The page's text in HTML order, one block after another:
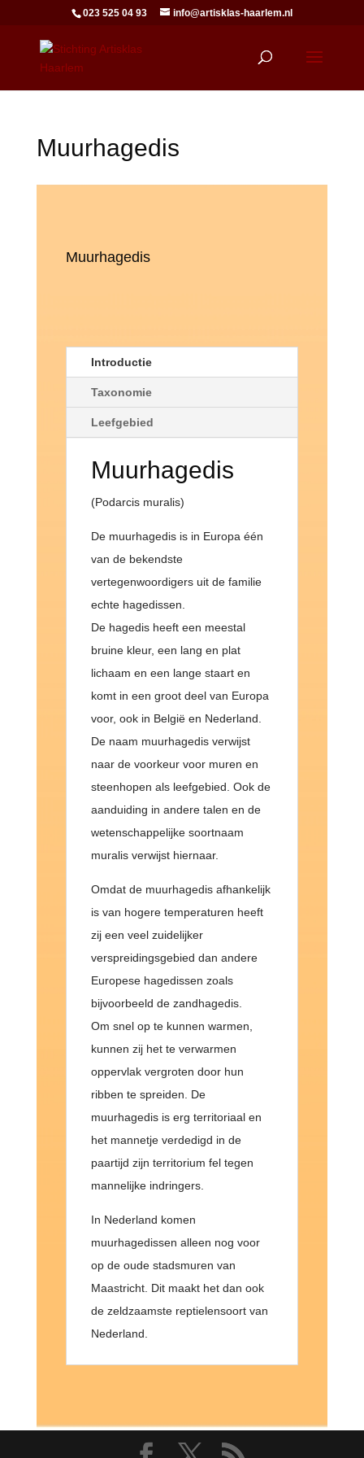
023 525 04 93 info@artisklas-haarlem.nl
Muurhagedis
Muurhagedis
Introductie
Taxonomie
Leefgebied
Muurhagedis
(Podarcis muralis)
De muurhagedis is in Europa één
van de bekendste
vertegenwoordigers uit de familie
echte hagedissen.
De hagedis heeft een meestal
bruine kleur, een lang en plat
lichaam en een lange staart en
komt in een groot deel van Europa
voor, ook in België en Nederland.
De naam muurhagedis verwijst
naar de voorkeur voor muren en
steenhopen als leefgebied. Ook de
aanduiding in andere talen en de
wetenschappelijke soortnaam
muralis verwijst hiernaar.
Omdat de muurhagedis afhankelijk
is van hogere temperaturen heeft
zij een veel zuidelijker
verspreidingsgebied dan andere
Europese hagedissen zoals
bijvoorbeeld de zandhagedis.
Om snel op te kunnen warmen,
kunnen zij het te verwarmen
oppervlak vergroten door hun
ribben te spreiden. De
muurhagedis is erg territoriaal en
het mannetje verdedigd in de
paartijd zijn territorium fel tegen
mannelijke indringers.
In Nederland komen
muurhagedissen alleen nog voor
op de oude stadsmuren van
Maastricht. Dit maakt het dan ook
de zeldzaamste reptielensoort van
Nederland.